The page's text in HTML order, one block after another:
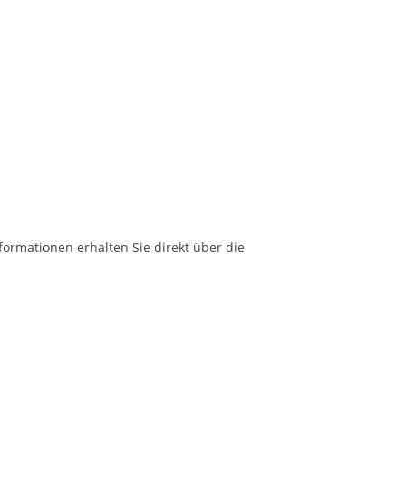
erhalten Sie direkt über die